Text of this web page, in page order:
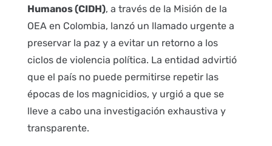
Humanos (CIDH), a través de la Misión de la
OEA en Colombia, lanzó un llamado urgente a
preservar la paz y a evitar un retorno a los
ciclos de violencia política. La entidad advirtió
que el país no puede permitirse repetir las
épocas de los magnicidios, y urgió a que se
lleve a cabo una investigación exhaustiva y
transparente.